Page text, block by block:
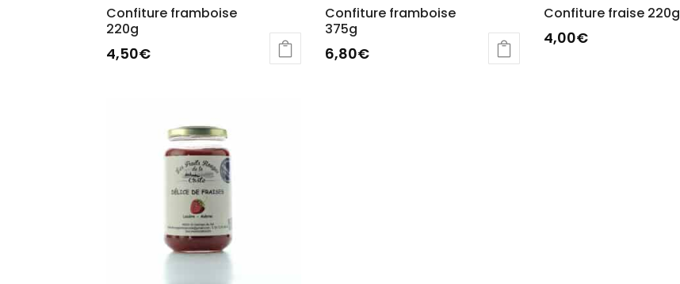
Confiture framboise
220g
4,50€
Confiture framboise
375g
6,80€
Confiture fraise 220g
4,00€